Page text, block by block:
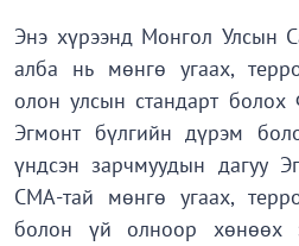
Энэ хүрээнд Монгол Улсын
алба нь мөнгө угаах,
олон улсын стандарт
Эгмонт бүлгийн дүрэм
үндсэн зарчмуудын дагуу
СМА-тай мөнгө угаах,
болон үй олноор хөнөөх